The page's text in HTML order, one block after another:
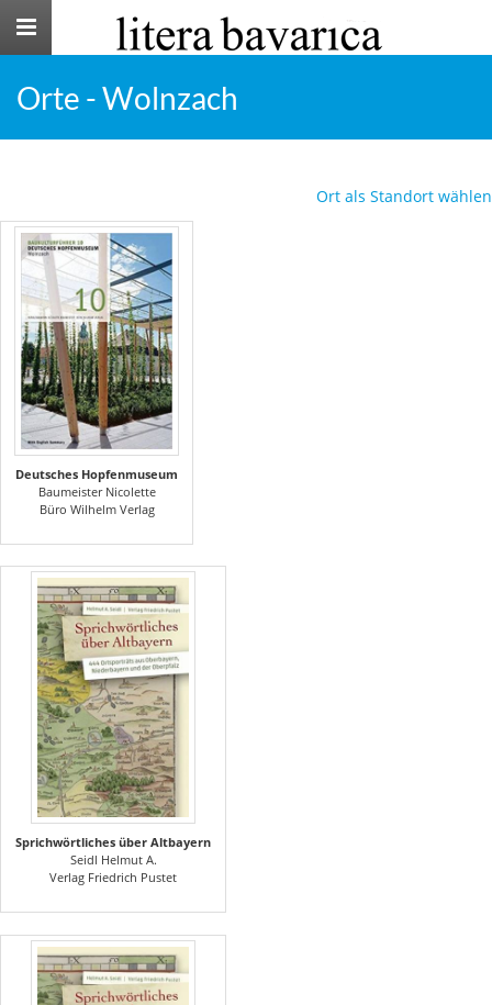
Toggle
Orte - Wolnzach
Ort als Standort wählen
Deutsches Hopfenmuseum
Baumeister Nicolette
Büro Wilhelm Verlag
Sprichwörtliches über Altbayern
Seidl Helmut A.
Verlag Friedrich Pustet